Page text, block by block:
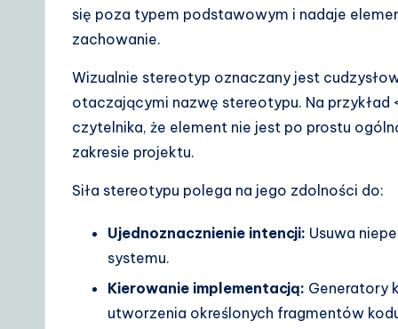
ft
w
się poza typem podstawowym i nadaje
zachowanie.
Wizualnie stereotyp oznaczany jest
otaczającymi nazwę stereotypu. Na przykład
czytelnika, że element nie jest po prostu
zakresie projektu.
Siła stereotypu polega na jego zdolności do:
Ujednoznacznienie intencji: Usuwa
systemu.
Kierowanie implementacją: Generatory
utworzenia określonych fragmentów